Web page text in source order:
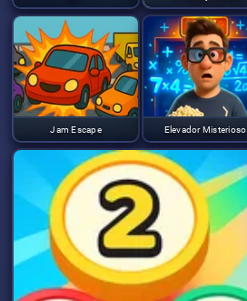
Jam Escape Elevador Misterioso